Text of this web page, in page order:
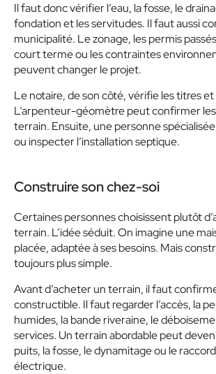
Il faut donc vérifier l’eau, la fosse, le
fondation et les servitudes. Il faut aussi
municipalité. Le zonage, les permis
court terme ou les contraintes
peuvent changer le projet.
Le notaire, de son côté, vérifie les titres et
L’arpenteur-géomètre peut confirmer
terrain. Ensuite, une personne
ou inspecter l’installation septique.
Construire son chez-soi
Certaines personnes choisissent plutôt
terrain. L’idée séduit. On imagine une
placée, adaptée à ses besoins. Mais
toujours plus simple.
Avant d’acheter un terrain, il faut
constructible. Il faut regarder l’accès, la
humides, la bande riveraine, le
services. Un terrain abordable peut
puits, la fosse, le dynamitage ou le
électrique.